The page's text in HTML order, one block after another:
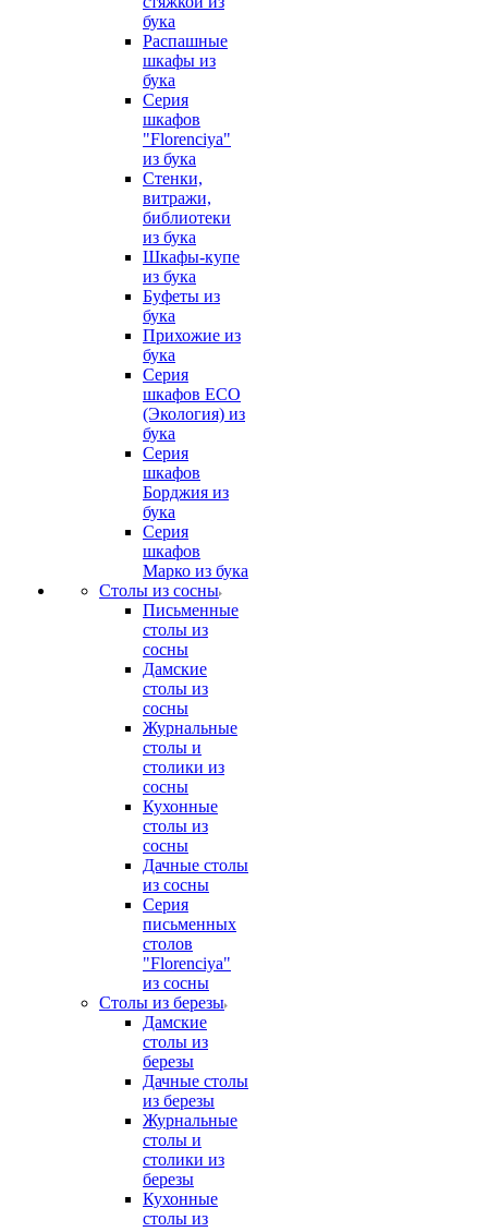
бука
Распашные
шкафы из
бука
Серия
шкафов
"Florenciya"
из бука
Стенки,
витражи,
библиотеки
из бука
Шкафы-купе
из бука
Буфеты из
бука
Прихожие из
бука
Серия
шкафов ECO
(Экология) из
бука
Серия
шкафов
Борджия из
бука
Серия
шкафов
Марко из бука
Столы из сосны
Письменные
столы из
сосны
Дамские
столы из
сосны
Журнальные
столы и
столики из
сосны
Кухонные
столы из
сосны
Дачные столы
из сосны
Серия
письменных
столов
"Florenciya"
из сосны
Столы из березы
Дамские
столы из
березы
Дачные столы
из березы
Журнальные
столы и
столики из
березы
Кухонные
столы из